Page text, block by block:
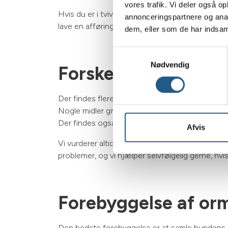
vores trafik. Vi deler også
annonceringspartnere og
dem, eller som de har
Nødvendig
Afvis
Hvis du er i tvivl, anbefaler vi, at du ringer til
lave en afføringsundersøgelse.
Forskellige typer
Der findes flere slags ormemidler, og hvilken
Nogle midler gives som tabletter, andre som
Der findes også præparater, der kombinerer
Vi vurderer altid hvilken type ormekur, der er
problemer, og vi hjælper selvfølgelig gerne,
Forebyggelse af